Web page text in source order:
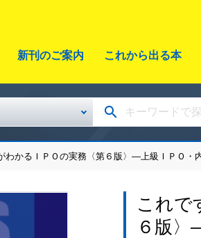
新刊のご案内 これから出る本
かるＩＰＯの実務〈第６版〉―上級ＩＰＯ・
これで
６版〉